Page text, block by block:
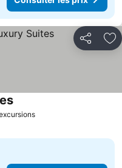
Partager
Consulter les prix
Consulter les prix